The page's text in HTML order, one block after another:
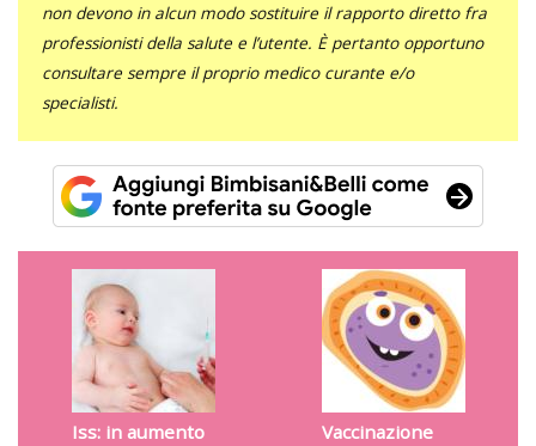
non devono in alcun modo sostituire il rapporto diretto fra
professionisti della salute e l’utente. È pertanto opportuno
consultare sempre il proprio medico curante e/o
specialisti.
Iss: in aumento
Vaccinazione